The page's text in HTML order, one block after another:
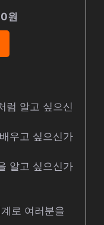
원
럼 알고 싶으신
우고 싶으신가
알고 싶으신가
로 여러분을